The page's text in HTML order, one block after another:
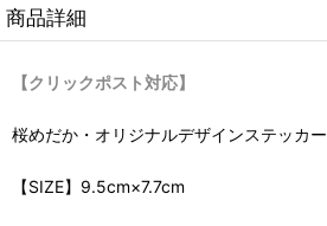
商品詳細
【クリックポスト対応】
桜めだか・オリジナルデザインステッカー
【SIZE】9.5cm×7.7cm